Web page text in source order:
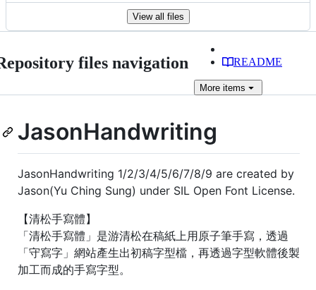
View all files
files navigation README
More items
JasonHandwriting
JasonHandwriting 1/2/3/4/5/6/7/8/9 are created by
Jason(Yu Ching Sung) under SIL Open Font License.
【清松手寫體】
「清松手寫體」是游清松在稿紙上用原子筆手寫，透過
「守寫字」網站產生出初稿字型檔，再透過字型軟體後製
加工而成的手寫字型。